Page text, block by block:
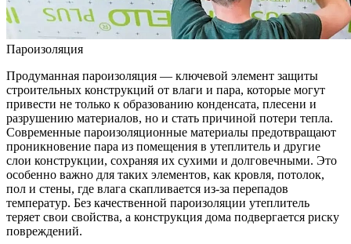
Пароизоляция
Продуманная пароизоляция — ключевой элемент защиты
строительных конструкций от влаги и пара, которые могут
привести не только к образованию конденсата, плесени и
разрушению материалов, но и стать причиной потери тепла.
Современные пароизоляционные материалы предотвращают
проникновение пара из помещения в утеплитель и другие
слои конструкции, сохраняя их сухими и долговечными. Это
особенно важно для таких элементов, как кровля, потолок,
пол и стены, где влага скапливается из-за перепадов
температур. Без качественной пароизоляции утеплитель
теряет свои свойства, а конструкция дома подвергается риску
повреждений.